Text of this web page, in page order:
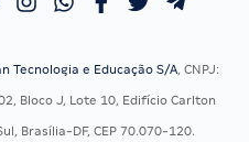
Tecnologia e Educação S/A, CNPJ:
Bloco J, Lote 10, Edifício Carlton
Brasília-DF, CEP 70.070-120.